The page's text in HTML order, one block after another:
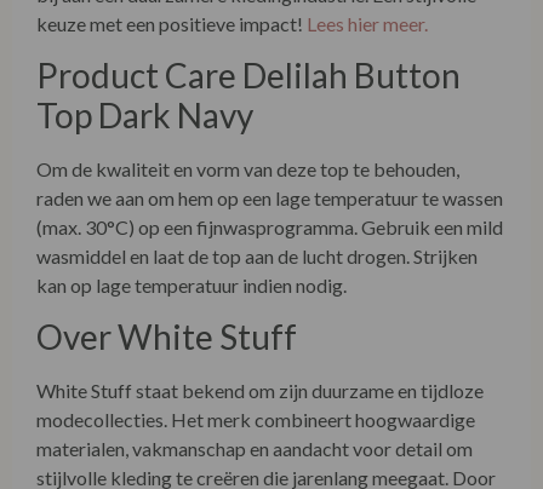
Product Care Delilah Button
Top Dark Navy
Om de kwaliteit en vorm van deze top te behouden,
raden we aan om hem op een lage temperatuur te wassen
(max. 30°C) op een fijnwasprogramma. Gebruik een mild
wasmiddel en laat de top aan de lucht drogen. Strijken
kan op lage temperatuur indien nodig.
Over White Stuff
White Stuff staat bekend om zijn duurzame en tijdloze
materialen, vakmanschap en aandacht voor detail om
stijlvolle kleding te creëren die jarenlang meegaat. Door
bewuste keuzes te maken in materialen en
productieprocessen draagt White Stuff bij aan een